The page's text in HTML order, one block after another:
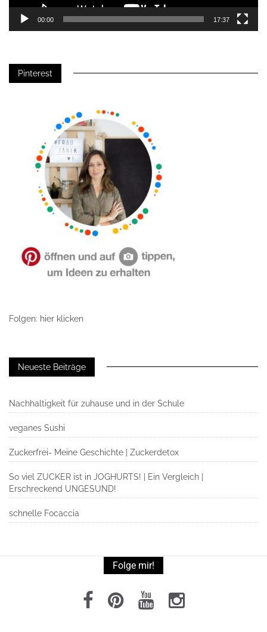
00:00 17:37
Pinterest
Folgen: hier klicken
Neueste Beiträge
Nachhaltigkeit für zuhause und in der Schule
veganes Sushi
Zuckerfrei- Meine Geschichte | Zuckerdetox
So viel ZUCKER ist in JOGHURTS! | Ein Vergleich |
Erschreckend UNGESUND!
schnelle Focaccia
Folge mir!